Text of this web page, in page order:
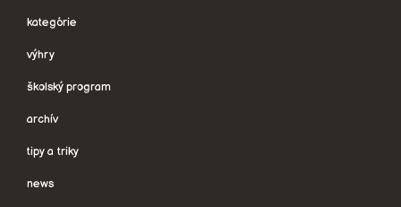
kategórie
výhry
školský program
archív
tipy a triky
news